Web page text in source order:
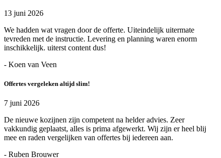
13 juni 2026
We hadden wat vragen door de offerte. Uiteindelijk uitermate
tevreden met de instructie. Levering en planning waren enorm
inschikkelijk. uiterst content dus!
- Koen van Veen
Offertes vergeleken altijd slim!
7 juni 2026
De nieuwe kozijnen zijn competent na helder advies. Zeer
vakkundig geplaatst, alles is prima afgewerkt. Wij zijn er heel blij
mee en raden vergelijken van offertes bij iedereen aan.
- Ruben Brouwer